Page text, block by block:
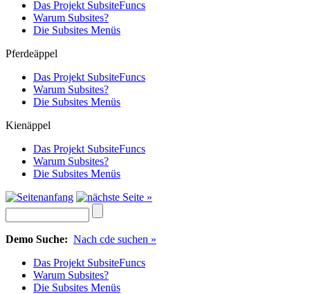
Das Projekt SubsiteFuncs
Warum Subsites?
Die Subsites Menüs
Pferdeäppel
Das Projekt SubsiteFuncs
Warum Subsites?
Die Subsites Menüs
Kienäppel
Das Projekt SubsiteFuncs
Warum Subsites?
Die Subsites Menüs
Demo Suche: Nach cde suchen »
Das Projekt SubsiteFuncs
Warum Subsites?
Die Subsites Menüs